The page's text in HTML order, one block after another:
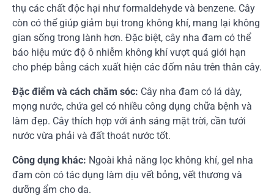
thụ các chất độc hại như formaldehyde và benzene. Cây
còn có thể giúp giảm bụi trong không khí, mang lại không
gian sống trong lành hơn. Đặc biệt, cây nha đam có thể
báo hiệu mức độ ô nhiễm không khí vượt quá giới hạn
cho phép bằng cách xuất hiện các đốm nâu trên thân cây.
Đặc điểm và cách chăm sóc: Cây nha đam có lá dày,
mọng nước, chứa gel có nhiều công dụng chữa bệnh và
làm đẹp. Cây thích hợp với ánh sáng mặt trời, cần tưới
nước vừa phải và đất thoát nước tốt.
Công dụng khác: Ngoài khả năng lọc không khí, gel nha
đam còn có tác dụng làm dịu vết bỏng, vết thương và
dưỡng ẩm cho da.